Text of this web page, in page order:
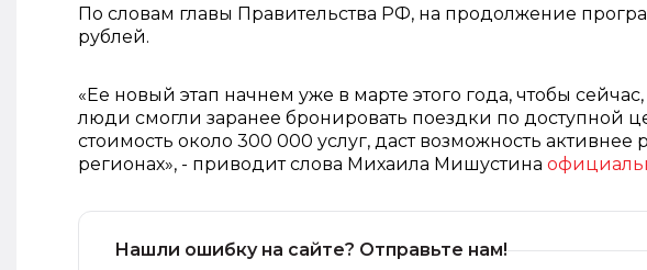
По словам главы Правительства РФ, на продолжение
рублей.
«Ее новый этап начнем уже в марте этого года, чтобы
люди смогли заранее бронировать поездки по доступной
стоимость около 300 000 услуг, даст возможность активнее
регионах», - приводит слова Михаила Мишустина
Нашли ошибку на сайте? Отправьте нам!